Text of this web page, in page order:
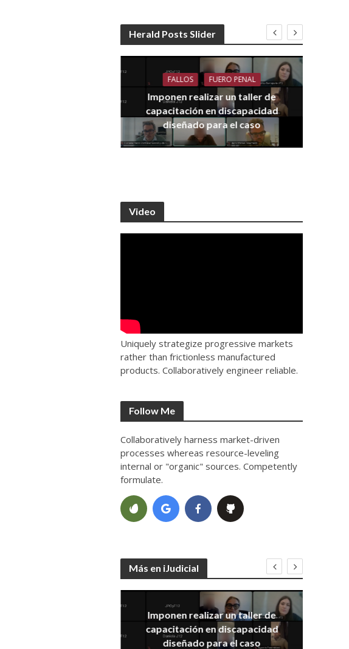
Herald Posts Slider
FALLOS FUERO PENAL
Imponen realizar un taller de
capacitación en discapacidad
diseñado para el caso
Video
Uniquely strategize progressive markets
rather than frictionless manufactured
products. Collaboratively engineer reliable.
Follow Me
Collaboratively harness market-driven
processes whereas resource-leveling
internal or "organic" sources. Competently
formulate.
Más en iJudicial
Imponen realizar un taller de
capacitación en discapacidad
diseñado para el caso